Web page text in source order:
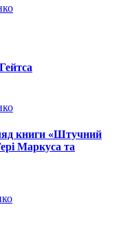
книги «Штучний
Маркуса та